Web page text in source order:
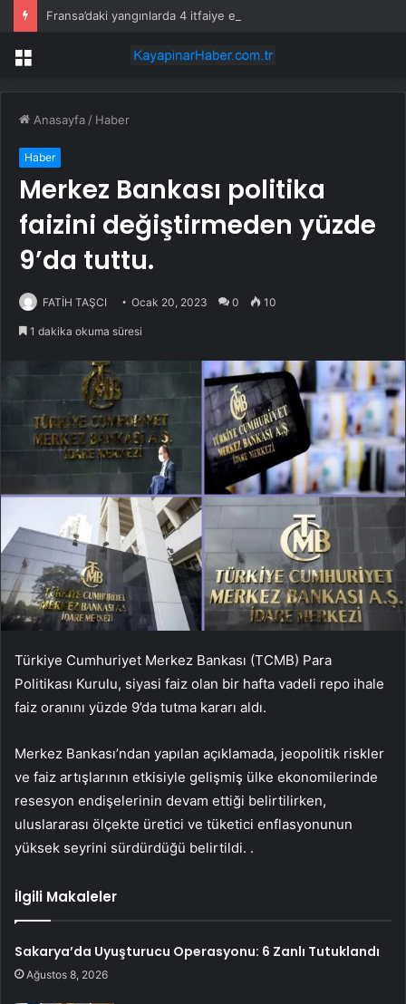
Fransa’daki yangınlarda 4 itfaiye eri hayatını kaybetti
Menü
Anasayfa / Haber
Haber
Merkez Bankası politika
faizini değiştirmeden yüzde
9’da tuttu.
FATİH TAŞCI Ocak 20, 2023 0 10
1 dakika okuma süresi
Türkiye Cumhuriyet Merkez Bankası (TCMB) Para
Politikası Kurulu, siyasi faiz olan bir hafta vadeli repo ihale
faiz oranını yüzde 9’da tutma kararı aldı.
Merkez Bankası’ndan yapılan açıklamada, jeopolitik riskler
ve faiz artışlarının etkisiyle gelişmiş ülke ekonomilerinde
resesyon endişelerinin devam ettiği belirtilirken,
uluslararası ölçekte üretici ve tüketici enflasyonunun
yüksek seyrini sürdürdüğü belirtildi. .
İlgili Makaleler
Sakarya’da Uyuşturucu Operasyonu: 6 Zanlı Tutuklandı
Ağustos 8, 2026